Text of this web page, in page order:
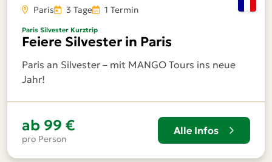
Paris 3 Tage 1 Termin
Paris Silvester Kurztrip
Feiere Silvester in Paris
Paris an Silvester – mit MANGO Tours ins neue
Jahr!
ab 99 €
pro Person
Alle Infos